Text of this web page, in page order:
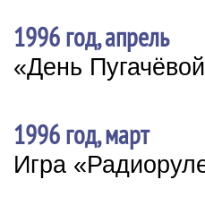
1996 год, апрель
«День
1996 год, март
Игра